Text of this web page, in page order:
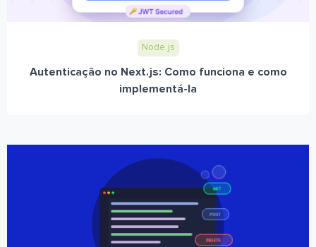
Node.js
Autenticação no Next.js: Como funciona e como
implementá-la